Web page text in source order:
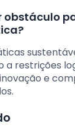
obstáculo
a restrições
e